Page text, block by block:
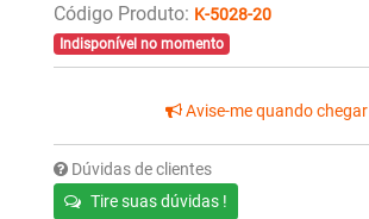
Código Produto: K-5028-20
Indisponível no momento
Avise-me quando chegar
Dúvidas de clientes
Tire suas dúvidas !